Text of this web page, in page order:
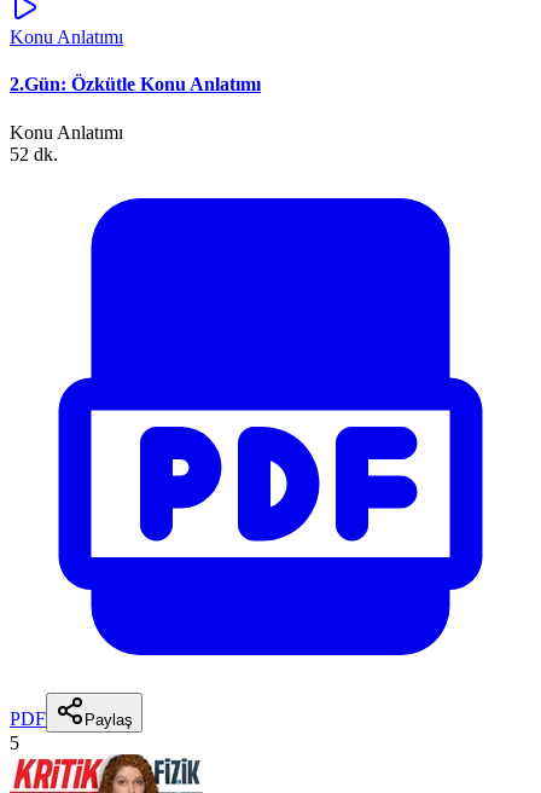
Konu Anlatımı
2.Gün: Özkütle Konu Anlatımı
Konu Anlatımı
52 dk.
PDF Paylaş
5